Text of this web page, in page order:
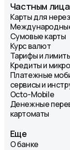
Частным
Карты для
Сумовые карты
Курс валют
Тарифы и
Кредиты и
Платежные
сервисы и
Octo-Mobile
Денежные
картоматы
Еще
О банке